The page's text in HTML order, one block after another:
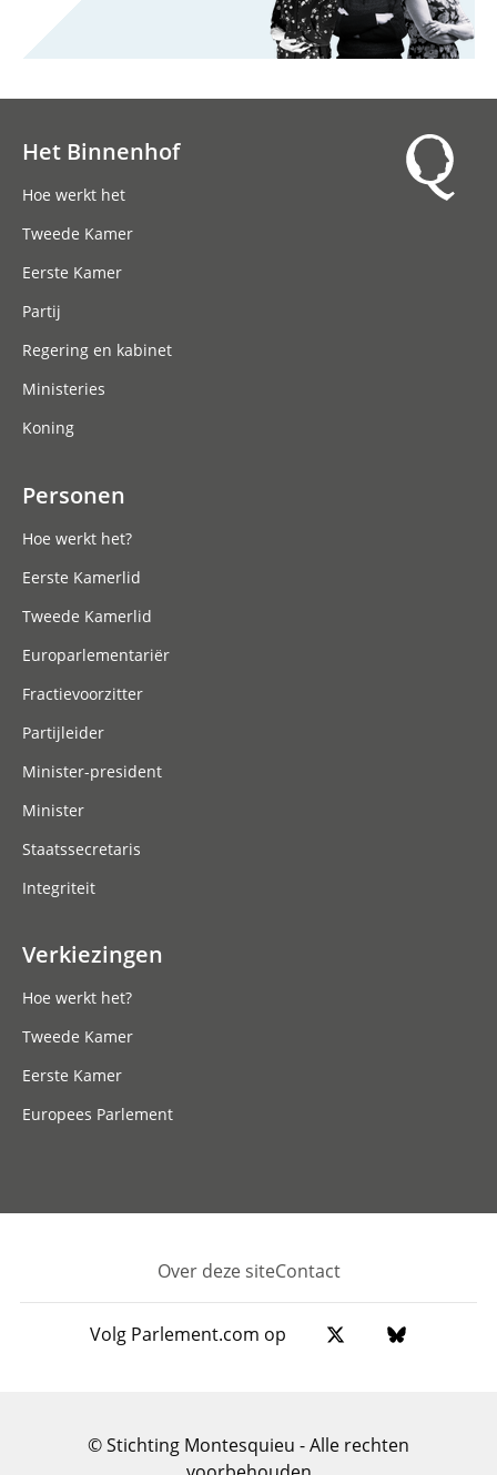
Het Binnenhof
Hoe werkt het
Tweede Kamer
Eerste Kamer
Partij
Regering en kabinet
Ministeries
Koning
Personen
Hoe werkt het?
Eerste Kamerlid
Tweede Kamerlid
Europarlementariër
Fractievoorzitter
Partijleider
Minister-president
Minister
Staatssecretaris
Integriteit
Verkiezingen
Hoe werkt het?
Tweede Kamer
Eerste Kamer
Europees Parlement
Footer
Over deze siteContact
Volg Parlement.com op
© Stichting Montesquieu - Alle rechten